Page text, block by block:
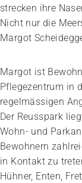
Psychische
strecken ihre
Nicht nur die
Margot
Margot ist
Pflegezentrum in
regelmässigen
Der Reusspark
Wohn- und
Bewohnern
in Kontakt zu
Hühner, Enten,